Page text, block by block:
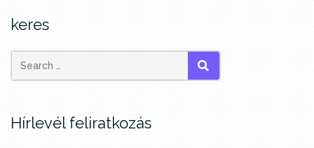
keres
SEARCH
Hírlevél feliratkozás